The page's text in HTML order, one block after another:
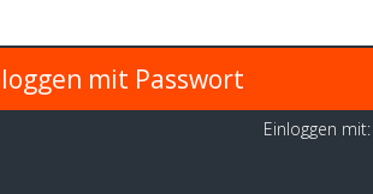
Einloggen